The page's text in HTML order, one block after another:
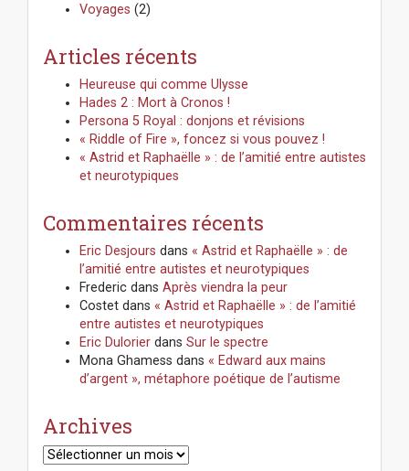
Voyages (2)
Articles récents
Heureuse qui comme Ulysse
Hades 2 : Mort à Cronos !
Persona 5 Royal : donjons et révisions
« Riddle of Fire », foncez si vous pouvez !
« Astrid et Raphaëlle » : de l’amitié entre autistes
et neurotypiques
Commentaires récents
Eric Desjours dans « Astrid et Raphaëlle » : de
l’amitié entre autistes et neurotypiques
Frederic dans Après viendra la peur
Costet dans « Astrid et Raphaëlle » : de l’amitié
entre autistes et neurotypiques
Eric Dulorier dans Sur le spectre
Mona Ghamess dans « Edward aux mains
d’argent », métaphore poétique de l’autisme
Archives
Archives